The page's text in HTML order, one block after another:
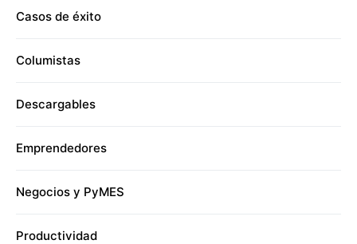
Casos de éxito
Columistas
Descargables
Emprendedores
Negocios y PyMES
Productividad